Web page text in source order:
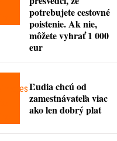
potrebujete cestovné
poistenie. Ak nie,
môžete vyhrať 1 000
eur
Ľudia chcú od
zamestnávateľa viac
ako len dobrý plat